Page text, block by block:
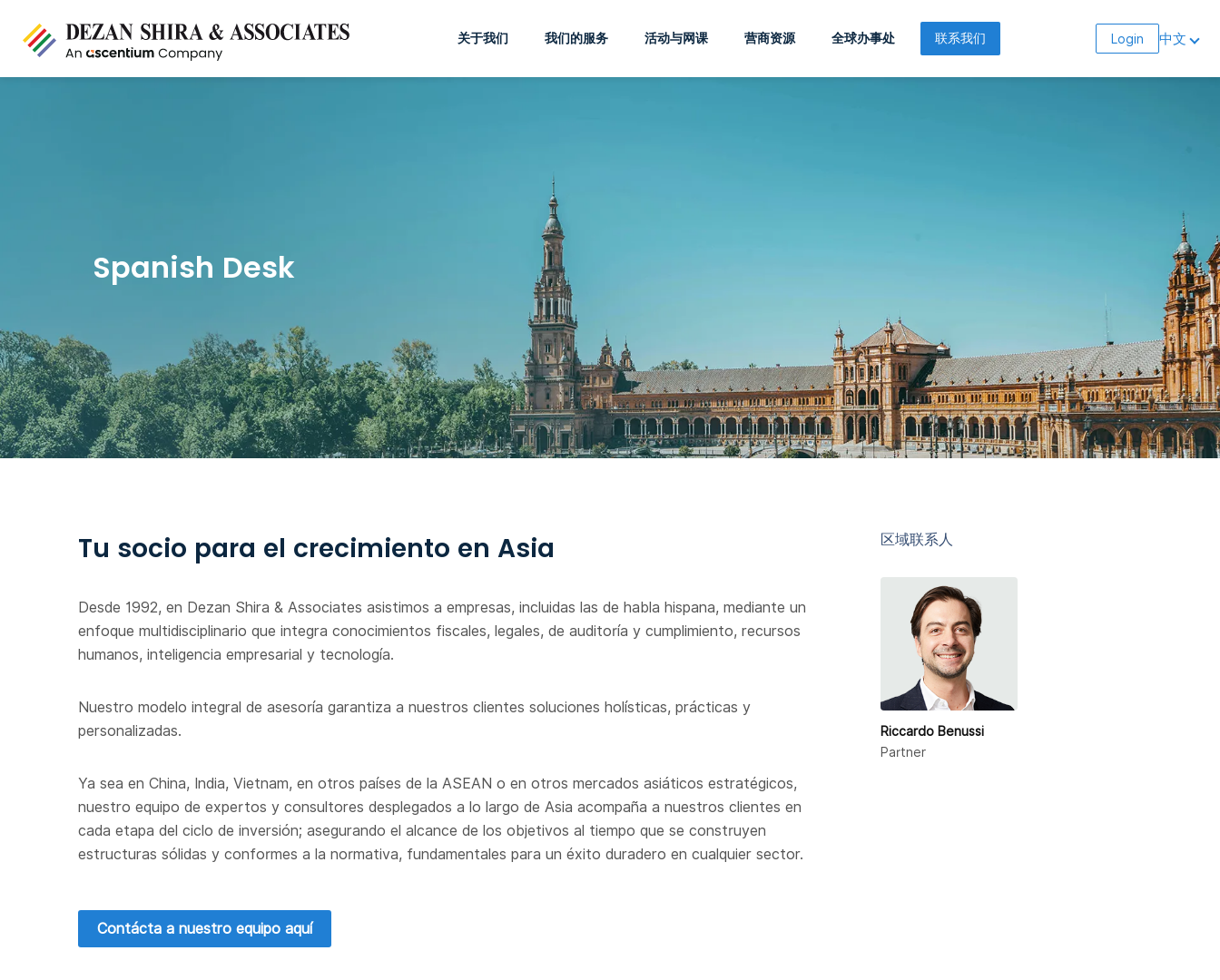
关于我们 我们的服务 活动与网课 营商资源 全球办事处 联系我们 Login 中文
Spanish Desk
Tu socio para el crecimiento en Asia
Desde 1992, en Dezan Shira & Associates asistimos a empresas, incluidas las de habla hispana, mediante un
enfoque multidisciplinario que integra conocimientos fiscales, legales, de auditoría y cumplimiento, recursos
humanos, inteligencia empresarial y tecnología.
Nuestro modelo integral de asesoría garantiza a nuestros clientes soluciones holísticas, prácticas y
personalizadas.
Ya sea en China, India, Vietnam, en otros países de la ASEAN o en otros mercados asiáticos estratégicos,
nuestro equipo de expertos y consultores desplegados a lo largo de Asia acompaña a nuestros clientes en
cada etapa del ciclo de inversión; asegurando el alcance de los objetivos al tiempo que se construyen
estructuras sólidas y conformes a la normativa, fundamentales para un éxito duradero en cualquier sector.
Contácta a nuestro equipo aquí
区域联系人
Riccardo Benussi
Partner